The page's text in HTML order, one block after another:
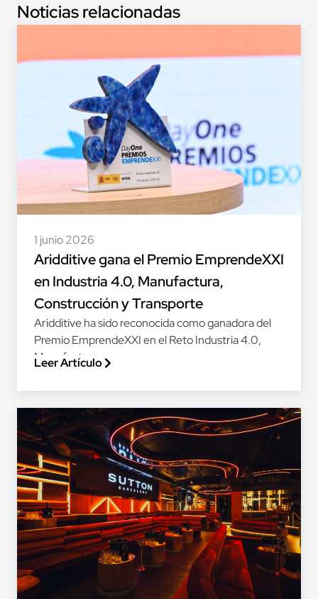
Noticias relacionadas
1 junio 2026
Aridditive gana el Premio EmprendeXXI
en Industria 4.0, Manufactura,
Construcción y Transporte
Aridditive ha sido reconocida como ganadora del
Premio EmprendeXXI en el Reto Industria 4.0,
Manufactura,...
Leer Artículo